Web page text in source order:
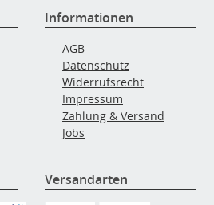
Informationen
AGB
Datenschutz
Widerrufsrecht
Impressum
Zahlung & Versand
Jobs
Versandarten